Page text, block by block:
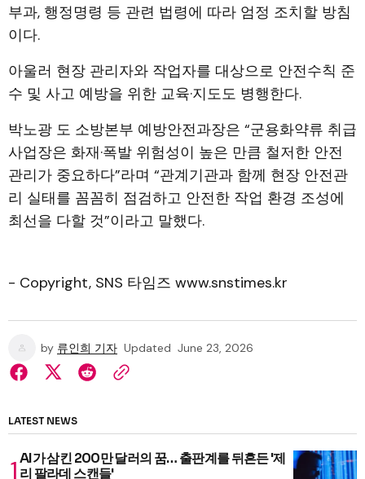
부과, 행정명령 등 관련 법령에 따라 엄정 조치할 방침
이다.
아울러 현장 관리자와 작업자를 대상으로 안전수칙 준
수 및 사고 예방을 위한 교육·지도도 병행한다.
박노광 도 소방본부 예방안전과장은 “군용화약류 취급
사업장은 화재·폭발 위험성이 높은 만큼 철저한 안전
관리가 중요하다”라며 “관계기관과 함께 현장 안전관
리 실태를 꼼꼼히 점검하고 안전한 작업 환경 조성에
최선을 다할 것”이라고 말했다.
- Copyright, SNS 타임즈 www.snstimes.kr
by 류인희 기자 Updated June 23, 2026
LATEST NEWS
AI가 삼킨 200만 달러의 꿈… 출판계를 뒤흔든 '제
리 팔라데 스캔들'